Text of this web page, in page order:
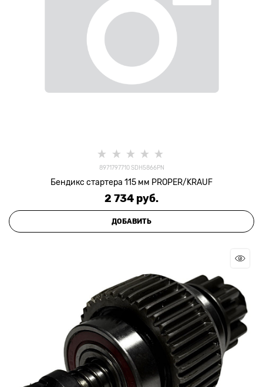
8971797710 SDH5866PN
Бендикс стартера 115 мм PROPER/KRAUF
2 734 руб.
ДОБАВИТЬ